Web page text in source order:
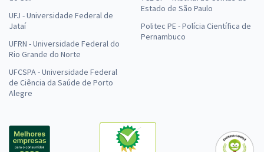
UFJ - Universidade Federal de
Jataí
UFRN - Universidade Federal do
Rio Grande do Norte
UFCSPA - Universidade Federal
de Ciência da Saúde de Porto
Alegre
Estado de São Paulo
Politec PE - Polícia Científica de
Pernambuco